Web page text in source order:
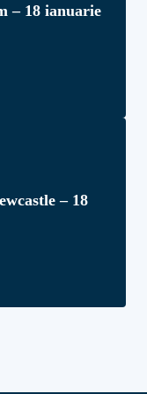
– 18 ianuarie
– 18